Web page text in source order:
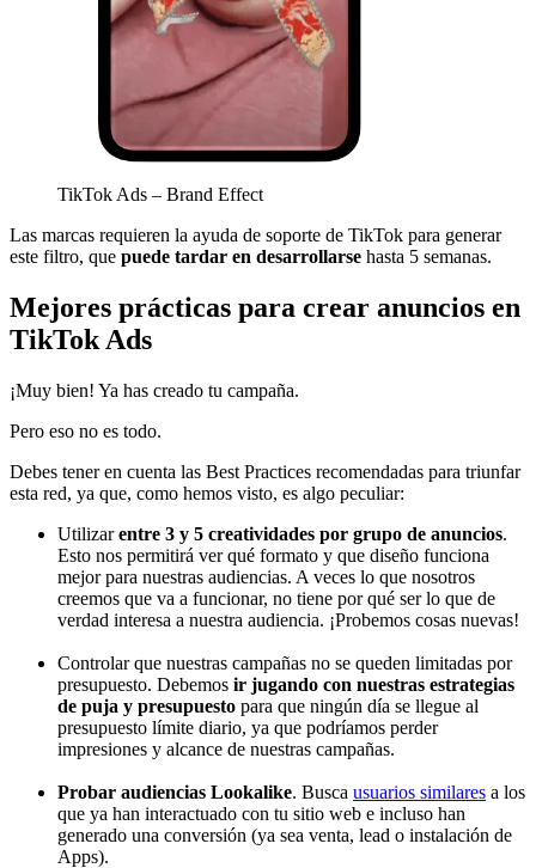
TikTok Ads – Brand Effect
Las marcas requieren la ayuda de soporte de TikTok para generar
este filtro, que puede tardar en desarrollarse hasta 5 semanas.
Mejores prácticas para crear anuncios en
TikTok Ads
¡Muy bien! Ya has creado tu campaña.
Pero eso no es todo.
Debes tener en cuenta las Best Practices recomendadas para triunfar
esta red, ya que, como hemos visto, es algo peculiar:
Utilizarentre 3 y 5 creatividades por grupo de anuncios.
Esto nos permitirá ver qué formato y que diseño funciona
mejor para nuestras audiencias. A veces lo que nosotros
creemos que va a funcionar, no tiene por qué ser lo que de
verdad interesa a nuestra audiencia. ¡Probemos cosas nuevas!
Controlar que nuestras campañas no se queden limitadas por
presupuesto. Debemos ir jugando con nuestras estrategias
de puja y presupuesto para que ningún día se llegue al
presupuesto límite diario, ya que podríamos perder
impresiones y alcance de nuestras campañas.
Probar audiencias Lookalike. Busca usuarios similares a los
que ya han interactuado con tu sitio web e incluso han
generado una conversión (ya sea venta, lead o instalación de
Apps).